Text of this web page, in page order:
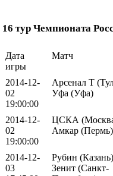
16 тур Чемпионата
Дата
игры
Матч
2014-12-
02
19:00:00
Арсенал Т
Уфа (Уфа)
2014-12-
02
19:00:00
ЦСКА
Амкар (Пермь)
2014-12-
03
Рубин
Зенит (Санкт-